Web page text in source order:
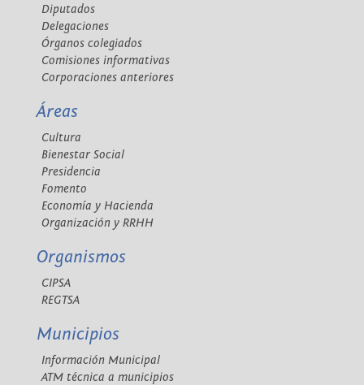
Diputados
Delegaciones
Órganos colegiados
Comisiones informativas
Corporaciones anteriores
Áreas
Cultura
Bienestar Social
Presidencia
Fomento
Economía y Hacienda
Organización y RRHH
Organismos
CIPSA
REGTSA
Municipios
Información Municipal
ATM técnica a municipios